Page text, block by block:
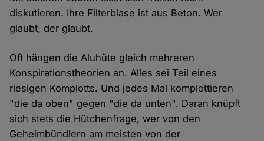
diskutieren. Ihre Filterblase ist aus Beton. Wer
glaubt, der glaubt.
Oft hängen die Aluhüte gleich mehreren
Konspirationstheorien an. Alles sei Teil eines
riesigen Komplotts. Und jedes Mal komplottieren
"die da oben" gegen "die da unten". Daran knüpft
sich stets die Hütchenfrage, wer von den
Geheimbündlern am meisten von der